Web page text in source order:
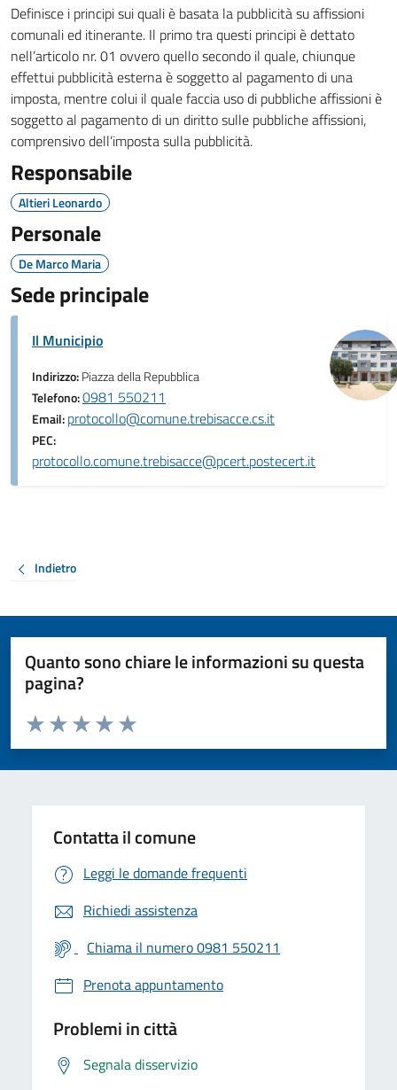
Definisce i principi sui quali è basata la pubblicità su affissioni
comunali ed itinerante. Il primo tra questi principi è dettato
nell’articolo nr. 01 ovvero quello secondo il quale, chiunque
effettui pubblicità esterna è soggetto al pagamento di una
imposta, mentre colui il quale faccia uso di pubbliche affissioni è
soggetto al pagamento di un diritto sulle pubbliche affissioni,
comprensivo dell’imposta sulla pubblicità.
Responsabile
Altieri Leonardo
Personale
De Marco Maria
Sede principale
Il Municipio
Indirizzo:Piazza della Repubblica
Telefono:0981 550211
Email:protocollo@comune.trebisacce.cs.it
PEC:
protocollo.comune.trebisacce@pcert.postecert.it
Indietro
Quanto sono chiare le informazioni su questa
pagina?
Valuta da 1 a 5 stelle la pagina
Valuta 5 stelle su 5
Valuta 4 stelle su 5
Valuta 3 stelle su 5
Valuta 2 stelle su 5
Valuta 1 stelle su 5
Contatta il comune
Leggi le domande frequenti
Richiedi assistenza
Chiama il numero 0981 550211
Prenota appuntamento
Problemi in città
Segnala disservizio